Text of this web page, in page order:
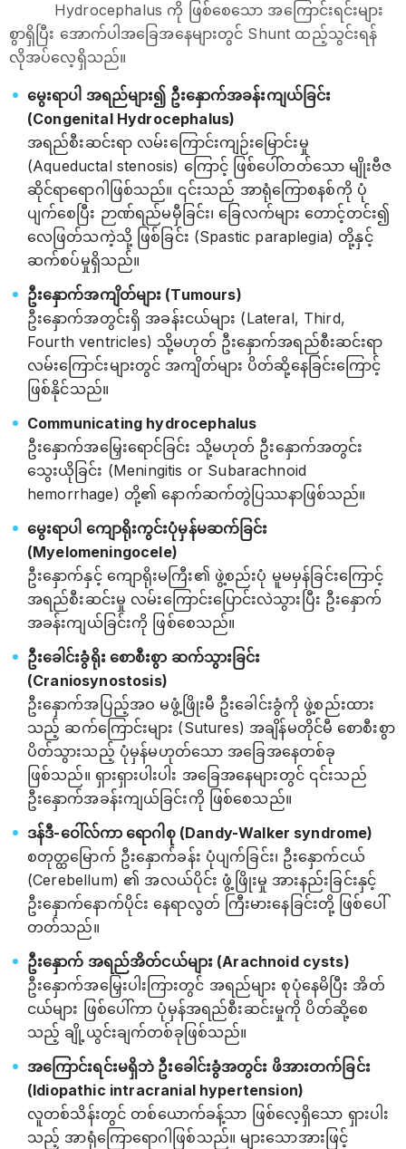
Hydrocephalus ကို ဖြစ်စေသော အကြောင်းရင်းများ
စွာရှိပြီး အောက်ပါအခြေအနေများတွင် Shunt ထည့်သွင်းရန်
လိုအပ်လေ့ရှိသည်။
မွေးရာပါ အရည်များ၍ ဦးနှောက်အခန်းကျယ်ခြင်း
(Congenital Hydrocephalus)
အရည်စီးဆင်းရာ လမ်းကြောင်းကျဉ်းမြောင်းမှု
(Aqueductal stenosis) ကြောင့် ဖြစ်ပေါ်တတ်သော မျိုးဗီဇ
ဆိုင်ရာရောဂါဖြစ်သည်။ ၎င်းသည် အာရုံကြောစနစ်ကို ပုံ
ပျက်စေပြီး ဉာဏ်ရည်မမှီခြင်း၊ ခြေလက်များ တောင့်တင်း၍
လေဖြတ်သကဲ့သို့ ဖြစ်ခြင်း (Spastic paraplegia) တို့နှင့်
ဆက်စပ်မှုရှိသည်။
ဦးနှောက်အကျိတ်များ (Tumours)
ဦးနှောက်အတွင်းရှိ အခန်းငယ်များ (Lateral, Third,
Fourth ventricles) သို့မဟုတ် ဦးနှောက်အရည်စီးဆင်းရာ
လမ်းကြောင်းများတွင် အကျိတ်များ ပိတ်ဆို့နေခြင်းကြောင့်
ဖြစ်နိုင်သည်။
Communicating hydrocephalus
ဦးနှောက်အမြှေးရောင်ခြင်း သို့မဟုတ် ဦးနှောက်အတွင်း
သွေးယိုခြင်း (Meningitis or Subarachnoid
hemorrhage) တို့၏ နောက်ဆက်တွဲပြဿနာဖြစ်သည်။
မွေးရာပါ ကျောရိုးကွင်းပုံမှန်မဆက်ခြင်း
(Myelomeningocele)
ဦးနှောက်နှင့် ကျောရိုးမကြီး၏ ဖွဲ့စည်းပုံ မူမမှန်ခြင်းကြောင့်
အရည်စီးဆင်းမှု လမ်းကြောင်းပြောင်းလဲသွားပြီး ဦးနှောက်
အခန်းကျယ်ခြင်းကို ဖြစ်စေသည်။
ဦးခေါင်းခွံရိုး စောစီးစွာ ဆက်သွားခြင်း
(Craniosynostosis)
ဦးနှောက်အပြည့်အဝ မဖွံ့ဖြိုးမီ ဦးခေါင်းခွံကို ဖွဲ့စည်းထား
သည့် ဆက်ကြောင်းများ (Sutures) အချိန်မတိုင်မီ စောစီးစွာ
ပိတ်သွားသည့် ပုံမှန်မဟုတ်သော အခြေအနေတစ်ခု
ဖြစ်သည်။ ရှားရှားပါးပါး အခြေအနေများတွင် ၎င်းသည်
ဦးနှောက်အခန်းကျယ်ခြင်းကို ဖြစ်စေသည်။
ဒန်ဒီ-ဝေါ်လ်ကာ ရောဂါစု (Dandy-Walker syndrome)
စတုတ္ထမြောက် ဦးနှောက်ခန်း ပုံပျက်ခြင်း၊ ဦးနှောက်ငယ်
(Cerebellum) ၏ အလယ်ပိုင်း ဖွံ့ဖြိုးမှု အားနည်းခြင်းနှင့်
ဦးနှောက်နောက်ပိုင်း နေရာလွတ် ကြီးမားနေခြင်းတို့ ဖြစ်ပေါ်
တတ်သည်။
ဦးနှောက် အရည်အိတ်ငယ်များ (Arachnoid cysts)
ဦးနှောက်အမြှေးပါးကြားတွင် အရည်များ စုပုံနေမိပြီး အိတ်
ငယ်များ ဖြစ်ပေါ်ကာ ပုံမှန်အရည်စီးဆင်းမှုကို ပိတ်ဆို့စေ
သည့် ချို့ယွင်းချက်တစ်ခုဖြစ်သည်။
အကြောင်းရင်းမရှိဘဲ ဦးခေါင်းခွံအတွင်း ဖိအားတက်ခြင်း
(Idiopathic intracranial hypertension)
လူတစ်သိန်းတွင် တစ်ယောက်ခန့်သာ ဖြစ်လေ့ရှိသော ရှားပါး
သည့် အာရုံကြောရောဂါဖြစ်သည်။ များသောအားဖြင့်